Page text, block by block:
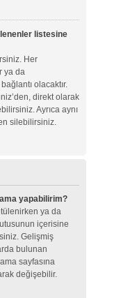
listesine
Her
ya da
olacaktır.
direkt olarak
Ayrıca aynı
silebilirsiniz.
yapabilirim?
ya da
içerisine
Gelişmiş
bulunan
sayfasına
değişebilir.